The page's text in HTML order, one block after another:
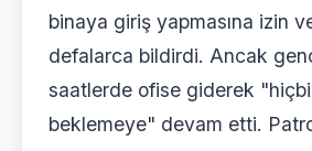
binaya giriş yapmasına izin
defalarca bildirdi. Ancak
saatlerde ofise giderek
beklemeye" devam etti.